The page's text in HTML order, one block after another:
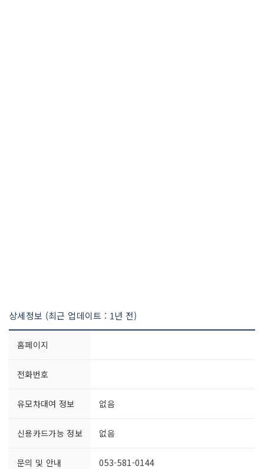
상세정보 (최근 업데이트 : 1년 전)
홈페이지
전화번호
유모차대여 정보 없음
신용카드가능 정보 없음
문의 및 안내 053-581-0144